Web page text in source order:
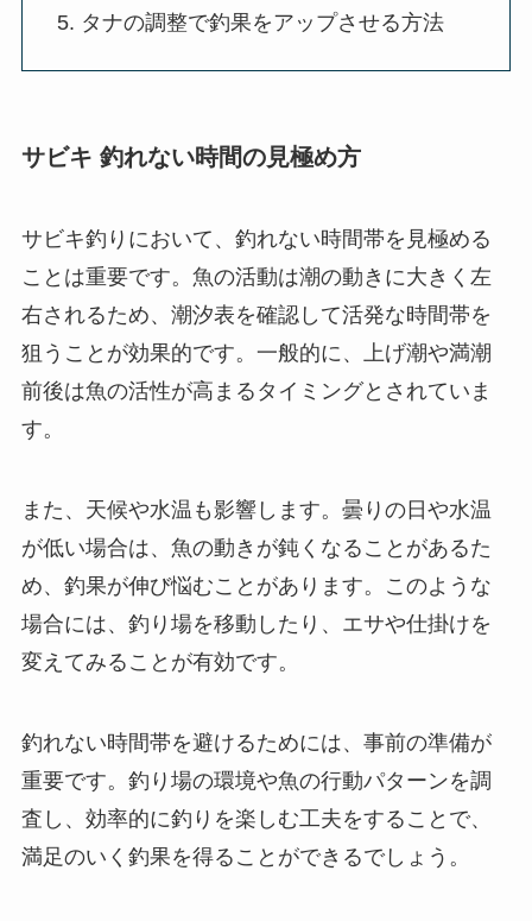
タナの調整で釣果をアップさせる方法
サビキ 釣れない時間の見極め方
サビキ釣りにおいて、釣れない時間帯を見極める
ことは重要です。魚の活動は潮の動きに大きく左
右されるため、潮汐表を確認して活発な時間帯を
狙うことが効果的です。一般的に、上げ潮や満潮
前後は魚の活性が高まるタイミングとされていま
す。
また、天候や水温も影響します。曇りの日や水温
が低い場合は、魚の動きが鈍くなることがあるた
め、釣果が伸び悩むことがあります。このような
場合には、釣り場を移動したり、エサや仕掛けを
変えてみることが有効です。
釣れない時間帯を避けるためには、事前の準備が
重要です。釣り場の環境や魚の行動パターンを調
査し、効率的に釣りを楽しむ工夫をすることで、
満足のいく釣果を得ることができるでしょう。